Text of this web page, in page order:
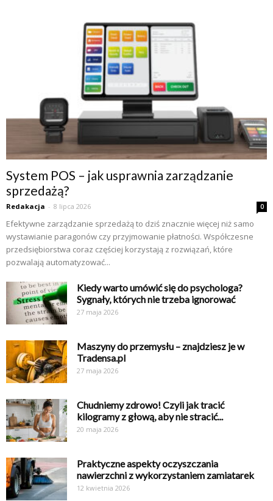
System POS – jak usprawnia zarządzanie
sprzedażą?
Redakacja - 8 lipca 2026 0
Efektywne zarządzanie sprzedażą to dziś znacznie więcej niż samo
wystawianie paragonów czy przyjmowanie płatności. Współczesne
przedsiębiorstwa coraz częściej korzystają z rozwiązań, które
pozwalają automatyzować...
Kiedy warto umówić się do psychologa?
Sygnały, których nie trzeba ignorować
27 maja 2026
Maszyny do przemysłu – znajdziesz je w
Tradensa.pl
27 maja 2026
Chudniemy zdrowo! Czyli jak tracić
kilogramy z głową, aby nie stracić...
20 maja 2026
Praktyczne aspekty oczyszczania
nawierzchni z wykorzystaniem zamiatarek
12 kwietnia 2026